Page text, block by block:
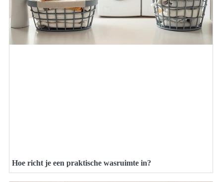
Hoe richt je een praktische wasruimte in?